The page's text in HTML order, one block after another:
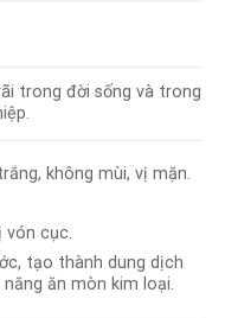
trong đời sống và trong
không mùi, vị mặn.
vón cục.
tạo thành dung dịch
ăn mòn kim loại.